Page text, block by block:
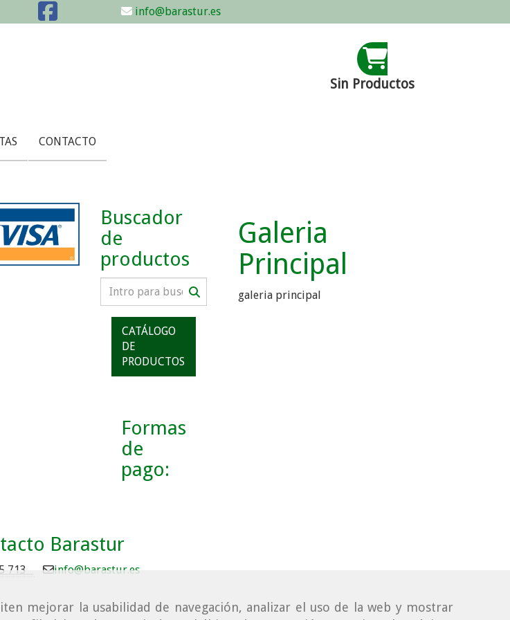
mejorar la usabilidad de navegación, analizar el uso de la web y mostrar
info@barastur.es
Sin Productos
CONTACTO
Galeria
Principal
galeria principal
Buscador
de
productos
CATÁLOGO
DE
PRODUCTOS
Formas
de
pago:
Barastur
713 info barastur.es